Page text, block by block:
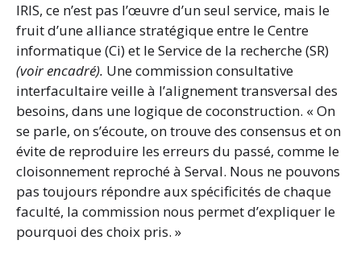
IRIS, ce n’est pas l’œuvre d’un seul service, mais le
fruit d’une alliance stratégique entre le Centre
informatique (Ci) et le Service de la recherche (SR)
(voir encadré). Une commission consultative
interfacultaire veille à l’alignement transversal des
besoins, dans une logique de coconstruction. « On
se parle, on s’écoute, on trouve des consensus et on
évite de reproduire les erreurs du passé, comme le
cloisonnement reproché à Serval. Nous ne pouvons
pas toujours répondre aux spécificités de chaque
faculté, la commission nous permet d’expliquer le
pourquoi des choix pris. »